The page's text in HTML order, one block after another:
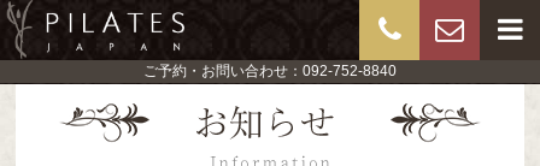
ご予約・お問い合わせ：092-752-8840